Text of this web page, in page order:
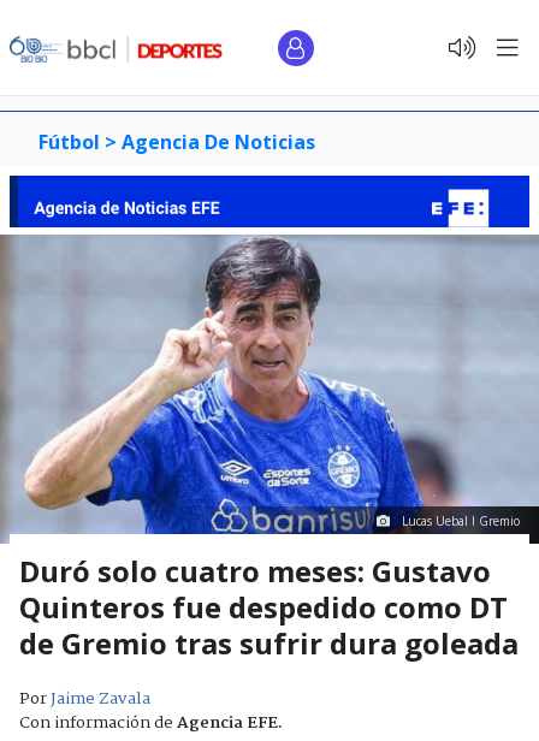
Fútbol > Agencia De Noticias
Lucas Uebal I Gremio
Duró solo cuatro meses: Gustavo
Quinteros fue despedido como DT
de Gremio tras sufrir dura goleada
PorJaime Zavala
Con información deAgencia EFE.